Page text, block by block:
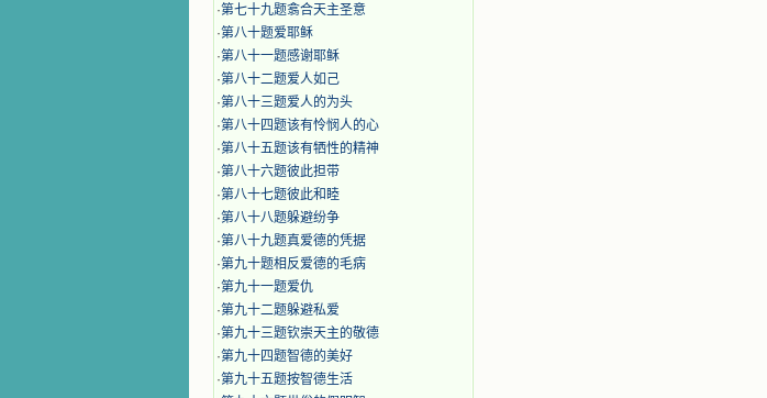
·第七十九题翕合天主圣意
·第八十题爱耶稣
·第八十一题感谢耶稣
·第八十二题爱人如己
·第八十三题爱人的为头
·第八十四题该有怜悯人的心
·第八十五题该有牺性的精神
·第八十六题彼此担带
·第八十七题彼此和睦
·第八十八题躲避纷争
·第八十九题真爱德的凭据
·第九十题相反爱德的毛病
·第九十一题爱仇
·第九十二题躲避私爱
·第九十三题钦崇天主的敬德
·第九十四题智德的美好
·第九十五题按智德生活